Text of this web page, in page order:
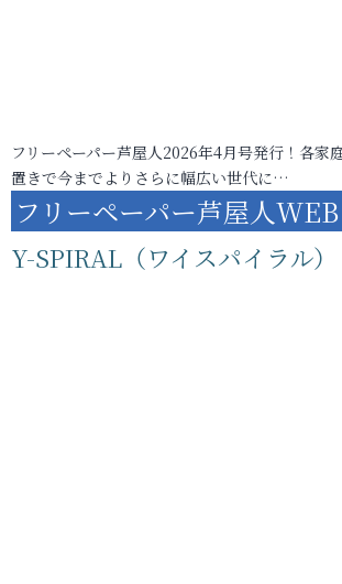
フリーペーパー芦屋人2026年4月号発行！各家
置きで今までよりさらに幅広い世代に…
フリーペーパー芦屋人WEB
Y-SPIRAL（ワイスパイラル）